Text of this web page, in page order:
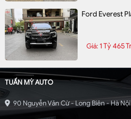
Ford Everest
Giá: 1 Tỷ 465
TUẤN MỲ AUTO
90 Nguyễn Văn Cừ - Long Biên - Hà Nội